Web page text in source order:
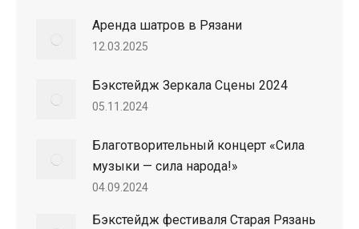
Аренда шатров в Рязани
12.03.2025
Бэкстейдж Зеркала Сцены 2024
05.11.2024
Благотворительный концерт «Сила
музыки — сила народа!»
04.09.2024
Бэкстейдж фестиваля Старая Рязань